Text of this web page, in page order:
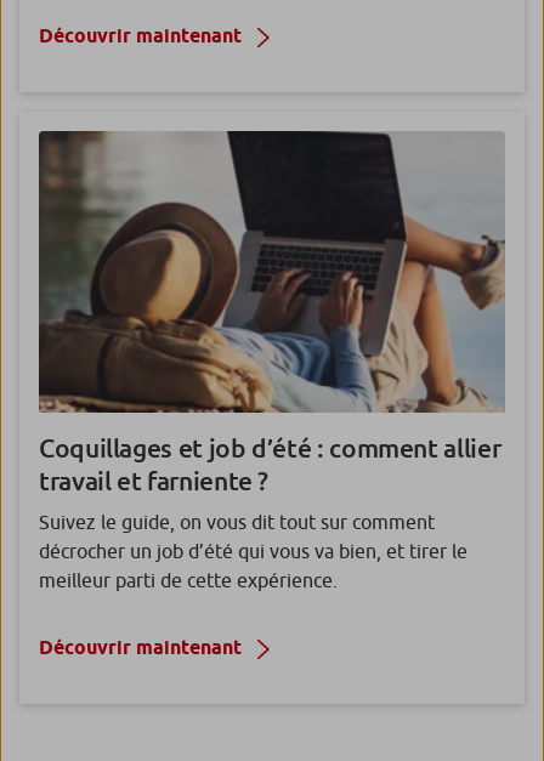
Découvrir maintenant
Coquillages et job d’été : comment allier
travail et farniente ?
Suivez le guide, on vous dit tout sur comment
décrocher un job d’été qui vous va bien, et tirer le
meilleur parti de cette expérience.
Découvrir maintenant